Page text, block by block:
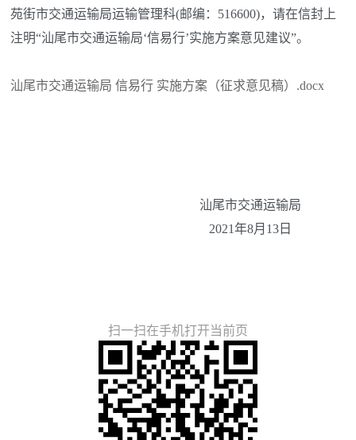
苑街市交通运输局运输管理科(邮编：516600)，请在信封上
注明“汕尾市交通运输局‘信易行’实施方案意见建议”。
汕尾市交通运输局 信易行 实施方案（征求意见稿）.docx
汕尾市交通运输局
2021年8月13日
扫一扫在手机打开当前页